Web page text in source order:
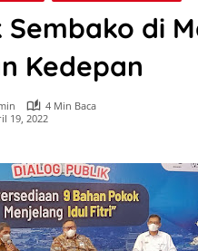
Sembako di
Kedepan
4 Min Baca
19, 2022